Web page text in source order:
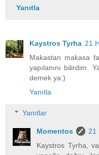
Yanıtla
Kaystros Tyrha 21
Makastan makasa
yapılanını bilirdim.
demek ya:)
Yanıtla
Yanıtlar
Momentos
21
Kaystros Tyrha,